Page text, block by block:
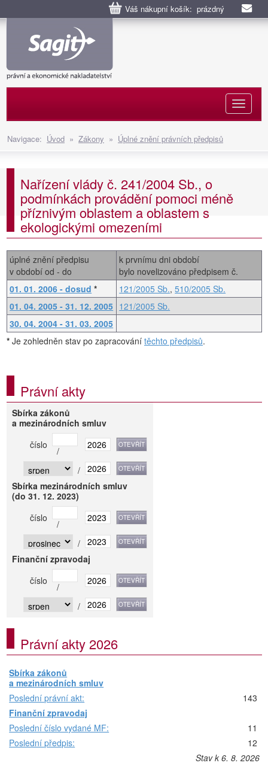
Váš nákupní košík: prázdný
Navigace: Úvod » Zákony » Úplné znění právních předpisů
Nařízení vlády č. 241/2004 Sb., o
podmínkách provádění pomoci méně
příznivým oblastem a oblastem s
ekologickými omezeními
úplné znění předpisu
v období od - do
k prvnímu dni období
bylo novelizováno předpisem č.
01. 01. 2006 - dosud * 121/2005 Sb.,510/2005 Sb.
01. 04. 2005 - 31. 12. 2005 121/2005 Sb.
30. 04. 2004 - 31. 03. 2005
* Je zohledněn stav po zapracování těchto předpisů.
Právní akty
Sbírka zákonů
a mezinárodních smluv
číslo
/
/
Sbírka mezinárodních smluv
(do 31. 12. 2023)
číslo
/
/
Finanční zpravodaj
číslo
/
/
Právní akty 2026
Sbírka zákonů
a mezinárodních smluv
Poslední právní akt:
143
Finanční zpravodaj
Poslední číslo vydané MF:
11
Poslední předpis:
12
Stav k 6. 8. 2026